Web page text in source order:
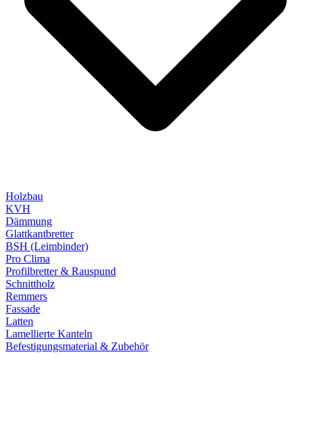
Holzbau
KVH
Dämmung
Glattkantbretter
BSH (Leimbinder)
Pro Clima
Profilbretter & Rauspund
Schnittholz
Remmers
Fassade
Latten
Lamellierte Kanteln
Befestigungsmaterial & Zubehör